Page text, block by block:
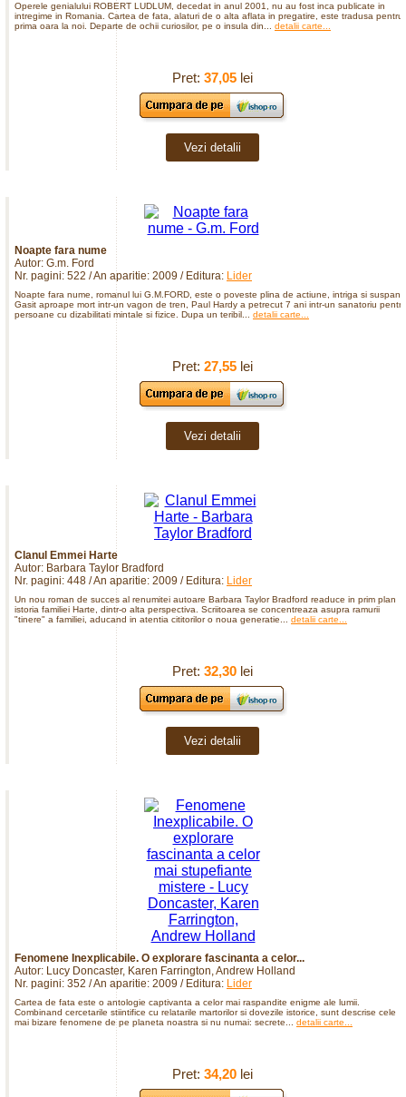
Operele genialului ROBERT LUDLUM, decedat in anul 2001, nu au fost inca publicate in
intregime in Romania. Cartea de fata, alaturi de o alta aflata in pregatire, este tradusa pentru
prima oara la noi. Departe de ochii curiosilor, pe o insula din... detalii carte...
Pret: 37,05lei
Vezi detalii
Noapte fara nume
Autor: G.m. Ford
Nr. pagini: 522 / An aparitie: 2009 / Editura: Lider
Noapte fara nume, romanul lui G.M.FORD, este o poveste plina de actiune, intriga si
Gasit aproape mort intr-un vagon de tren, Paul Hardy a petrecut 7 ani intr-un sanatoriu pentru
persoane cu dizabilitati mintale si fizice. Dupa un teribil... detalii carte...
Pret: 27,55lei
Vezi detalii
Clanul Emmei Harte
Autor: Barbara Taylor Bradford
Nr. pagini: 448 / An aparitie: 2009 / Editura: Lider
Un nou roman de succes al renumitei autoare Barbara Taylor Bradford readuce in prim plan
istoria familiei Harte, dintr-o alta perspectiva. Scriitoarea se concentreaza asupra ramurii
"tinere" a familiei, aducand in atentia cititorilor o noua generatie... detalii carte...
Pret: 32,30lei
Vezi detalii
Fenomene Inexplicabile. O explorare fascinanta a celor...
Autor: Lucy Doncaster, Karen Farrington, Andrew Holland
Nr. pagini: 352 / An aparitie: 2009 / Editura: Lider
Cartea de fata este o antologie captivanta a celor mai raspandite enigme ale lumii.
Combinand cercetarile stiintifice cu relatarile martorilor si dovezile istorice, sunt descrise cele
mai bizare fenomene de pe planeta noastra si nu numai: secrete... detalii carte...
Pret: 34,20lei